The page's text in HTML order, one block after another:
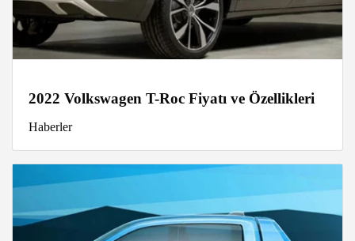
2022 Volkswagen T-Roc Fiyatı ve Özellikleri
Haberler